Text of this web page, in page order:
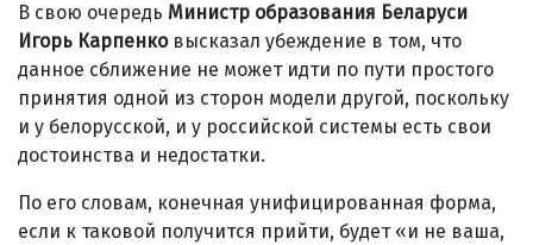
В свою очередь Министр образования Беларуси
Игорь Карпенко высказал убеждение в том, что
данное сближение не может идти по пути простого
принятия одной из сторон модели другой, поскольку
и у белорусской, и у российской системы есть свои
достоинства и недостатки.
По его словам, конечная унифицированная форма,
если к таковой получится прийти, будет «и не ваша,